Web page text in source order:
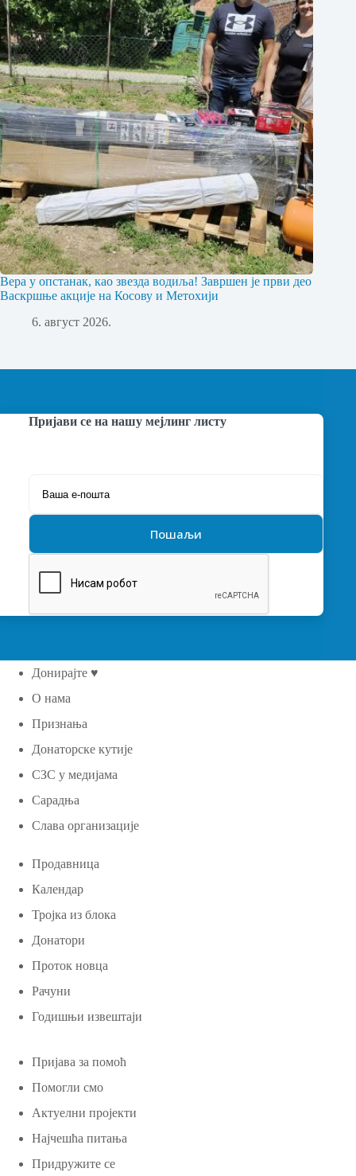
Вера у опстанак, као звезда водиља! Завршен је први део
Васкршње акције на Косову и Метохији
6. август 2026.
Пријави се на нашу мејлинг листу
Донирајте ♥
О нама
Признања
Донаторске кутије
СЗС у медијама
Сарадња
Слава организације
Продавница
Календар
Тројка из блока
Донатори
Проток новца
Рачуни
Годишњи извештаји
Пријава за помоћ
Помогли смо
Актуелни пројекти
Најчешћа питања
Придружите се